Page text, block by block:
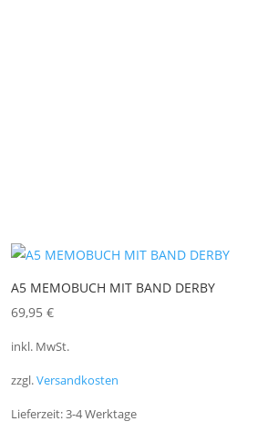
A5 MEMOBUCH MIT BAND DERBY
69,95 €
inkl. MwSt.
zzgl.Versandkosten
Lieferzeit:3-4 Werktage